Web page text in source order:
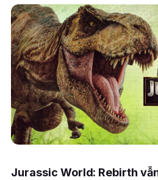
Jurassic World: Rebirth